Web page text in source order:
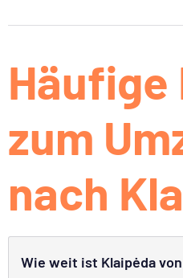
Häufige
zum
nach
Wie weit ist Klaipėda